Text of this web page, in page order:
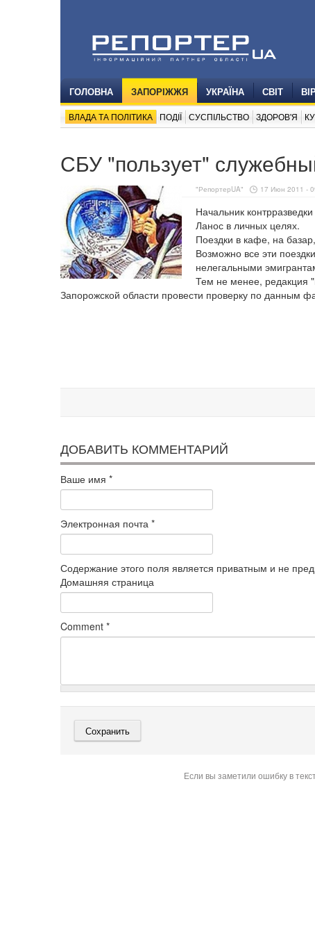
ГОЛОВНА ЗАПОРІЖЖЯ УКРАЇНА СВІТ
ВЛАДА ТА ПОЛІТИКА ПОДІЇ СУСПІЛЬСТВО ЗДОРОВ'Я
СБУ "пользует"
"РепортерUA" 17 Июн 2011 -
Начальник
Ланос в личных целях.
Поездки в кафе, на
Возможно все эти
нелегальными
Тем не менее, редакция
Запорожской области провести проверку по данным
ДОБАВИТЬ КОММЕНТАРИЙ
Ваше имя *
Электронная почта *
Содержание этого поля является приватным и не
Домашняя страница
Comment *
Если вы заметили ошибку в